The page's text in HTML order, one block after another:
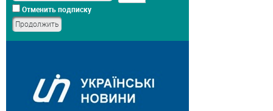
Отменить подписку